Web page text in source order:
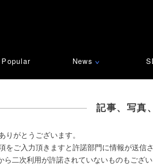
Popular News ∨
記事、写真
りがとうございます。
をご入力頂きますと許諾部門に情報が送信
ら二次利用が許諾されていないものもござ